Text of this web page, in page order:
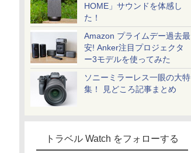
HOME」サウンドを体感し
た！
Amazon プライムデー過去最
安! Anker注目プロジェクタ
ー3モデルを使ってみた
ソニーミラーレス一眼の大特
集！ 見どころ記事まとめ
トラベル Watch をフォローする